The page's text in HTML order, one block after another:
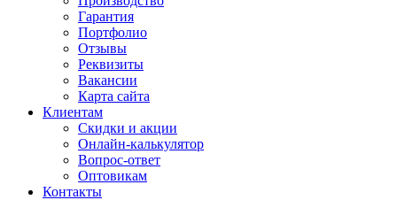
Гарантия
Портфолио
Отзывы
Реквизиты
Вакансии
Карта сайта
Клиентам
Скидки и акции
Онлайн-калькулятор
Вопрос-ответ
Оптовикам
Контакты